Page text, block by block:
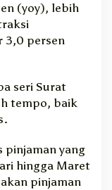
(yoy), lebih
3,0 persen
seri Surat
tempo, baik
pinjaman yang
hingga Maret
pinjaman